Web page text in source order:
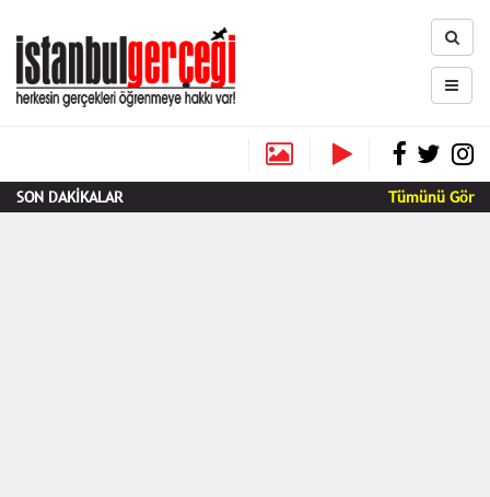
SON DAKİKALAR Tümünü Gör